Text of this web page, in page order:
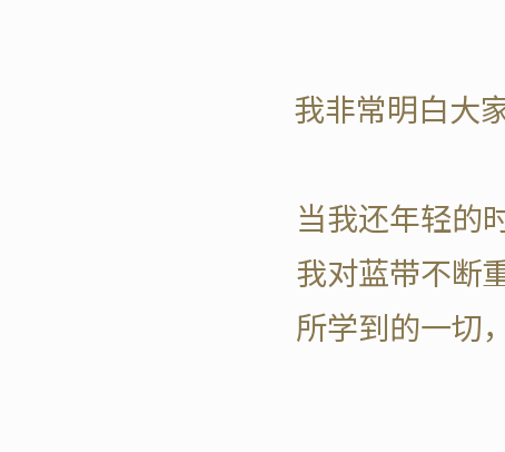
我非常明白大
当我还年轻的
我对蓝带不断
所学到的一切